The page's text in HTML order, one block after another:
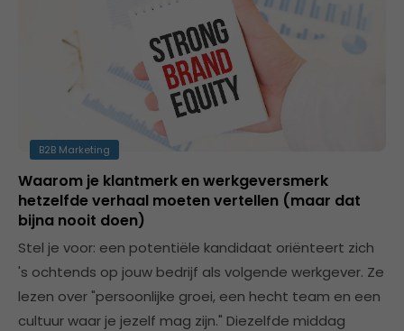
B2B Marketing
Waarom je klantmerk en werkgeversmerk
hetzelfde verhaal moeten vertellen (maar dat
bijna nooit doen)
Stel je voor: een potentiële kandidaat oriënteert zich
's ochtends op jouw bedrijf als volgende werkgever. Ze
lezen over "persoonlijke groei, een hecht team en een
cultuur waar je jezelf mag zijn." Diezelfde middag